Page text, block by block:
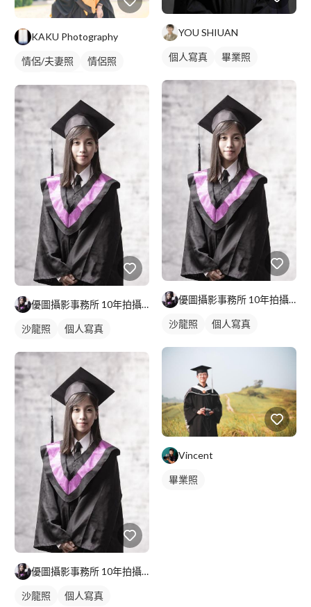
KAKU Photography
情侶/夫妻照
情侶照
優圖攝影事務所 10年拍攝經驗 "美"式大頭照
沙龍照 個人寫真
優圖攝影事務所 10年拍攝經驗 "美"式大頭照
沙龍照 個人寫真
YOU SHIUAN
個人寫真 畢業照
優圖攝影事務所 10年拍攝經驗 "美"式大頭照
沙龍照 個人寫真
Vincent
畢業照